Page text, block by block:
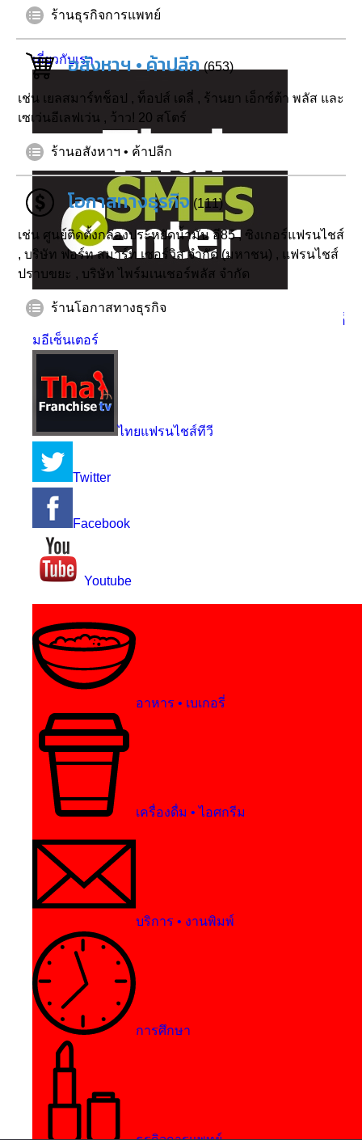
ร้านธุรกิจการแพทย์
อสังหาฯ • ค้าปลีก (653)
เช่น เยลสมาร์ทช็อป , ท็อปส์ เดลี่ , ร้านยา เอ็กซ์ต้า พลัส และ
เซเว่นอีเลฟเว่น , ว้าว! 20 สโตร์
ร้านอสังหาฯ • ค้าปลีก
โอกาสทางธุรกิจ (111)
เช่น ศูนย์ติดตั้งกล่องประหยัดน้ำมัน อี85, ซิงเกอร์แฟรนไชส์
, บริษัท ฟอร์ท สมาร์ท เซอร์วิส จำกัด (มหาชน) , แฟรนไชส์
ปราบขยะ , บริษัท ไพร์มเนเชอร์พลัส จำกัด
ร้านโอกาสทางธุรกิจ
ผลตอบรับ
ติดต่อเรา
เกี่ยวกับเรา
ไทยเอสเอ็
มอีเซ็นเตอร์
ไทยแฟรนไชส์ทีวี
Twitter
Facebook
Youtube
อาหาร • เบเกอรี่
เครื่องดื่ม • ไอศกรีม
บริการ • งานพิมพ์
การศึกษา